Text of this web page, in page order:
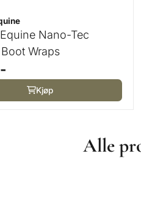
Nano-Tec
Wraps
Kjøp
Alle